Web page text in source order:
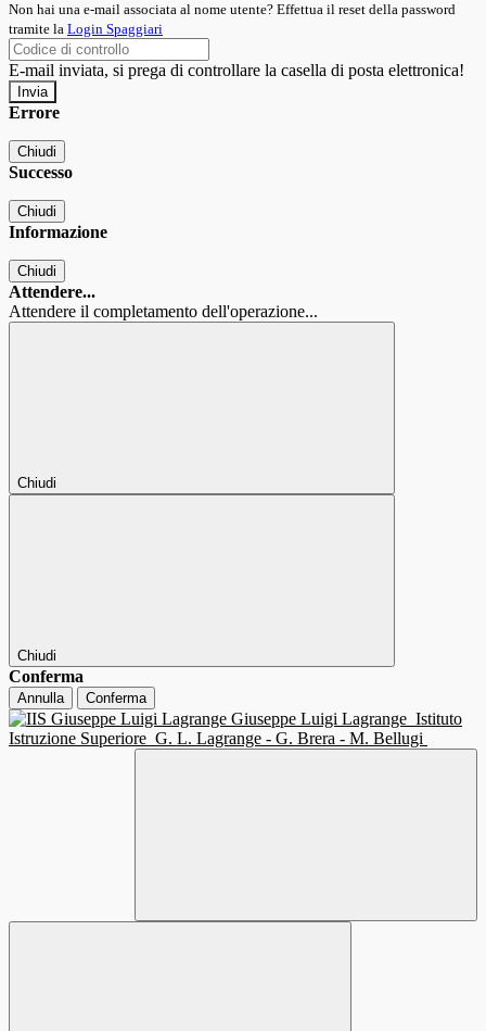
Non hai una e-mail associata al nome utente? Effettua il reset della password
tramite la Login Spaggiari
E-mail inviata, si prega di controllare la casella di posta elettronica!
Errore
Chiudi
Successo
Chiudi
Informazione
Chiudi
Attendere...
Attendere il completamento dell'operazione...
Chiudi
Chiudi
Conferma
Annulla Conferma
Giuseppe Luigi Lagrange Istituto
Istruzione Superiore G. L. Lagrange - G. Brera - M. Bellugi